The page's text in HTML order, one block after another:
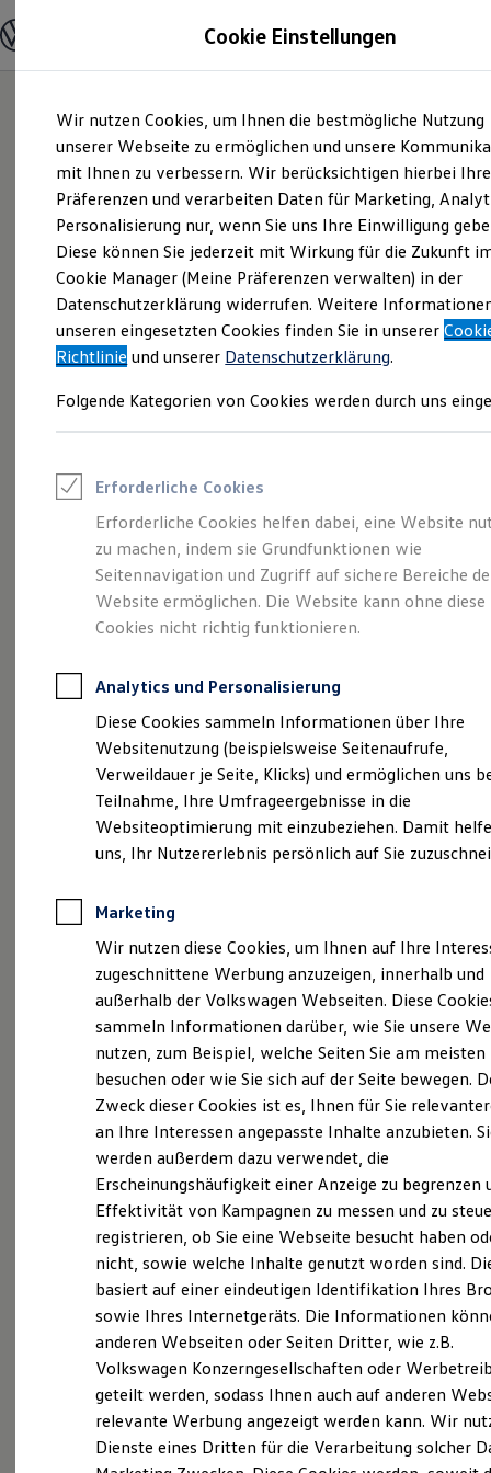
Hauptinhalt
springen
Footer
springen
Modelle und Konfigurator
Modelle vergleichen
Elektroautos
ENERGY Sondermodelle
Nutzfahrzeuge
SUV und CUV
Familienautos
Kombis
Kompaktwagen
Sportwagen
Schnell verfügbare Fahrzeuge
Angebote und Produkte
Aktuelle Angebote
E-Auto-Förderung
Volkswagen Marktplatz
Junge Gebrauchtwagen und Gebrauchtwagen
Saisonangebote
Leasing
Leasing-Angebote
Gebrauchtwagen Leasing
Junge Gebrauchtwagen-Leasing
Elektroauto Leasing
Kleinwagen-Leasing
Leasing ohne Anzahlung
Autokredit mit Schlussrate
Versicherungen und Garantien
Kfz-Versicherung
Restschuldversicherungen
Garantien
Wartungsverträge
Geschäftskunden
Professional Class bei Volkswagen
Großkunden
Behörden
Anpfiff zum Gewinn
Elektroautos
ID. Tutorials
Elektrofahrzeugkonzepte
Reichweite
Reichweite der ID. Modelle
Reichweite im Winter
Laden
Laden unterwegs
Laden Zuhause
Ladezeitensimulator
Batterie
Sicherheit
Garantie und Lebensdauer
Nachhaltigkeit
Technologie
Kosten und Kauf
Verbrauchskosten
Kaufoptionen
E-Auto-Förderung
Software und Konnektivität
Die ID. Software 6
ID. Software Versionen und Updates
Digitale Extras
Schnittstellen zu Ihrem ID.
Eine Spur Extra. Der
neue vollelektrische
ID. Polo
Impressum & Rechtliches
Probefahrt vereinbaren
Fahrzeugangebot anfordern
Servicetermin buchen
Serviceanfrage stellen
Cookie Einstellungen
Wir nutzen Cookies, um Ihnen die bestmögliche Nutzung
unserer Webseite zu ermöglichen und unsere
mit Ihnen zu verbessern. Wir berücksichtigen hierbei Ihre
Präferenzen und verarbeiten Daten für Marketing,
Personalisierung nur, wenn Sie uns Ihre Einwilligung
Diese können Sie jederzeit mit Wirkung für die Zukunft
Cookie Manager (Meine Präferenzen verwalten) in der
Datenschutzerklärung widerrufen. Weitere
unseren eingesetzten Cookies finden Sie in unserer
Richtlinie und unserer Datenschutzerklärung.
Folgende Kategorien von Cookies werden durch uns
Erforderliche Cookies
Erforderliche Cookies helfen dabei, eine Website
zu machen, indem sie Grundfunktionen wie
Seitennavigation und Zugriff auf sichere Bereiche
Website ermöglichen. Die Website kann ohne diese
Cookies nicht richtig funktionieren.
Analytics und Personalisierung
Diese Cookies sammeln Informationen über Ihre
Websitenutzung (beispielsweise Seitenaufrufe,
Verweildauer je Seite, Klicks) und ermöglichen uns
Teilnahme, Ihre Umfrageergebnisse in die
Websiteoptimierung mit einzubeziehen. Damit
uns, Ihr Nutzererlebnis persönlich auf Sie
Marketing
Wir nutzen diese Cookies, um Ihnen auf Ihre
zugeschnittene Werbung anzuzeigen, innerhalb und
außerhalb der Volkswagen Webseiten. Diese
sammeln Informationen darüber, wie Sie unsere
nutzen, zum Beispiel, welche Seiten Sie am meisten
besuchen oder wie Sie sich auf der Seite bewegen.
Zweck dieser Cookies ist es, Ihnen für Sie
an Ihre Interessen angepasste Inhalte anzubieten.
werden außerdem dazu verwendet, die
Erscheinungshäufigkeit einer Anzeige zu begrenzen
Effektivität von Kampagnen zu messen und zu
registrieren, ob Sie eine Webseite besucht haben
nicht, sowie welche Inhalte genutzt worden sind.
basiert auf einer eindeutigen Identifikation Ihres
sowie Ihres Internetgeräts. Die Informationen
anderen Webseiten oder Seiten Dritter, wie z.B.
Volkswagen Konzerngesellschaften oder
geteilt werden, sodass Ihnen auch auf anderen
relevante Werbung angezeigt werden kann. Wir
Dienste eines Dritten für die Verarbeitung solcher